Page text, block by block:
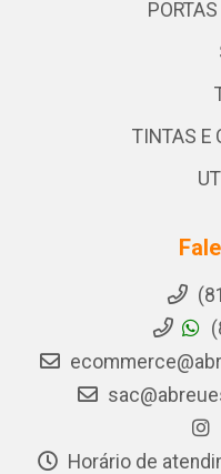
TINTAS E
Horário de